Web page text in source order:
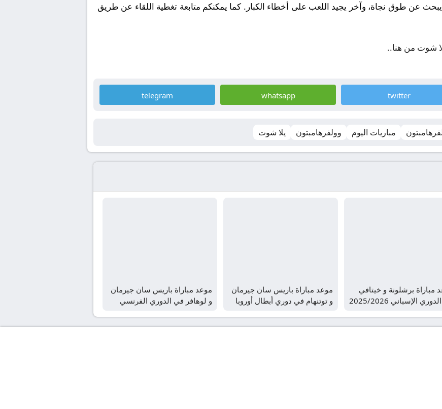
يبحث عن طوق نجاة، وآخر يجيد اللعب على أخطاء الكبار. كما يمكنكم متابعة تغطية اللقاء عن طريق
شوت من هنا..
twitter
whatsapp
telegram
مباريات اليوم وولفرهامبتون يلا شوت
مباراة برشلونة و خيتافي
في الدوري الإسباني 2025/2026
موعد مباراة باريس سان جيرمان
و توتنهام في دوري أبطال أوروبا
موعد مباراة باريس سان جيرمان
و لوهافر في الدوري الفرنسي